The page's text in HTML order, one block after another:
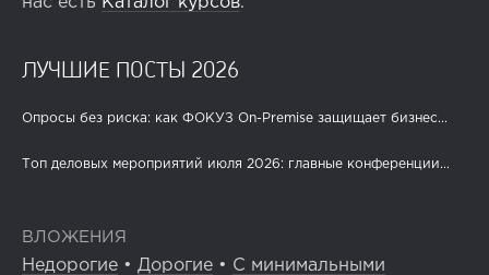
ЛУЧШИЕ ПОСТЫ 2026
Опросы без риска: как ФОКУЗ On-Premise защищает бизнес...
Топ деловых мероприятий июля 2026: главные конференции...
ВЛОЖЕНИЯ
Недорогие • Дорогие • С минимальными